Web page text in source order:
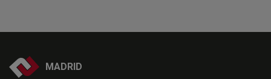
MADRID